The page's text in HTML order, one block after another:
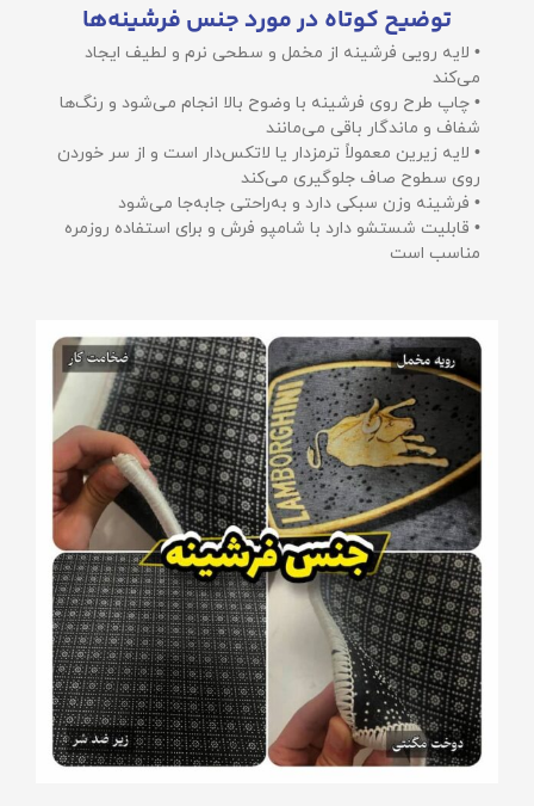
توضیح کوتاه در مورد جنس فرشینه‌ها
• لایه رویی فرشینه از مخمل و سطحی نرم و لطیف ایجاد
می‌کند
• چاپ طرح روی فرشینه با وضوح بالا انجام می‌شود و رنگ‌ها
شفاف و ماندگار باقی می‌مانند
• لایه زیرین معمولاً ترمزدار یا لاتکس‌دار است و از سر خوردن
روی سطوح صاف جلوگیری می‌کند
• فرشینه وزن سبکی دارد و به‌راحتی جابه‌جا می‌شود
• قابلیت شستشو دارد با شامپو فرش و برای استفاده روزمره
مناسب است